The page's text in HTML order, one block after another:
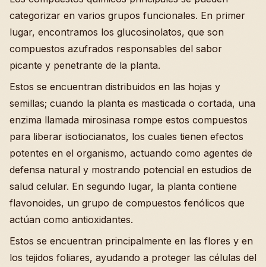
categorizar en varios grupos funcionales. En primer
lugar, encontramos los glucosinolatos, que son
compuestos azufrados responsables del sabor
picante y penetrante de la planta.
Estos se encuentran distribuidos en las hojas y
semillas; cuando la planta es masticada o cortada, una
enzima llamada mirosinasa rompe estos compuestos
para liberar isotiocianatos, los cuales tienen efectos
potentes en el organismo, actuando como agentes de
defensa natural y mostrando potencial en estudios de
salud celular. En segundo lugar, la planta contiene
flavonoides, un grupo de compuestos fenólicos que
actúan como antioxidantes.
Estos se encuentran principalmente en las flores y en
los tejidos foliares, ayudando a proteger las células del